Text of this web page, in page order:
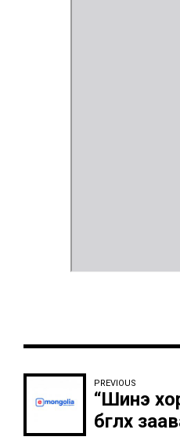
PREVIOUS
“Шинэ
бөглөх